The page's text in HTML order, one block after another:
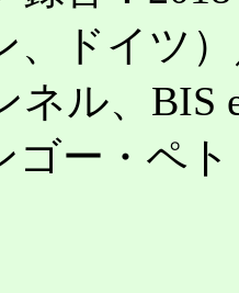
ドイツ）
ル、BIS
ー・ペ